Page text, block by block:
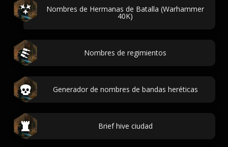
Nombres de Hermanas de Batalla (Warhammer
40K)
Nombres de regimientos
Generador de nombres de bandas heréticas
Brief hive ciudad